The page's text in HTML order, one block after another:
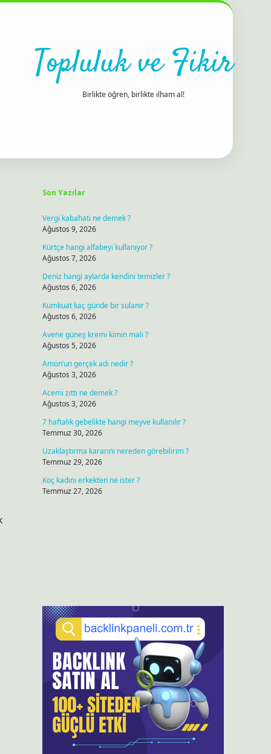
Topluluk ve Fikir
Birlikte öğren, birlikte ilham al!
Son Yazılar
Vergi kabahati ne demek ?
Ağustos 9, 2026
Kürtçe hangi alfabeyi kullanıyor ?
Ağustos 7, 2026
Deniz hangi aylarda kendini temizler ?
Ağustos 6, 2026
Kumkuat kaç günde bir sulanır ?
Ağustos 6, 2026
Avene güneş kremi kimin malı ?
Ağustos 5, 2026
Amon’un gerçek adı nedir ?
Ağustos 3, 2026
Acemi zıttı ne demek ?
Ağustos 3, 2026
7 haftalık gebelikte hangi meyve kullanılır ?
Temmuz 30, 2026
Uzaklaştırma kararını nereden görebilirim ?
Temmuz 29, 2026
Koç kadını erkekten ne ister ?
Temmuz 27, 2026